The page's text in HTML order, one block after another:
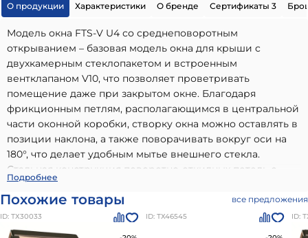
О продукции Характеристики О бренде Сертификаты 3
Модель окна FTS-V U4 со среднеповоротным
открыванием – базовая модель окна для крыши c
двухкамерным стеклопакетом и встроенным
вентклапаном V10, что позволяет проветривать
помещение даже при закрытом окне. Благодаря
фрикционным петлям, располагающимся в центральной
части оконной коробки, створку окна можно оставлять в
позиции наклона, а также поворачивать вокруг оси на
180°, что делает удобным мытье внешнего стекла.
Стальная конструкция поворотно-откидных петель с
пластиковыми направляющими не только смягчает ход
оконной створки, но и придает необходимую прочность
и жесткость в условиях ветровых и снеговых нагрузок.
Особенности Окна FTS-V U4 изготовлены из древесины
Мансардное окно Fakro STANDART, FTS-V U4 c
идеально подходящий для использования в частном
малоэтажном строительстве. Наши материалы бренда
Подробнее
Похожие товары все предложения
ID: ТХ30033 ID: ТХ46545 ID: